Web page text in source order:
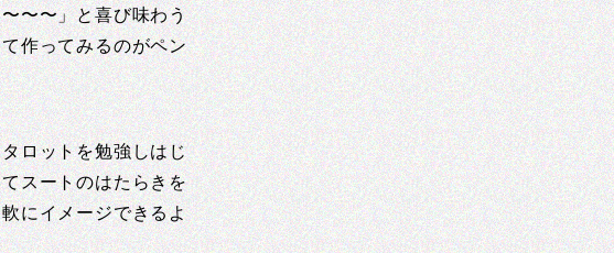
〜〜」と喜び味わう
作ってみるのがペン
ロットを勉強しはじ
スートのはたらきを
にイメージできるよ